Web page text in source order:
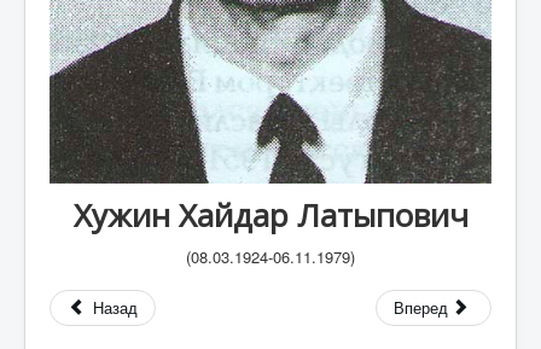
Е
Ж
З
И
Л
Н
Хужин Хайдар Латыпович
(08.03.1924-06.11.1979)
Назад Вперед